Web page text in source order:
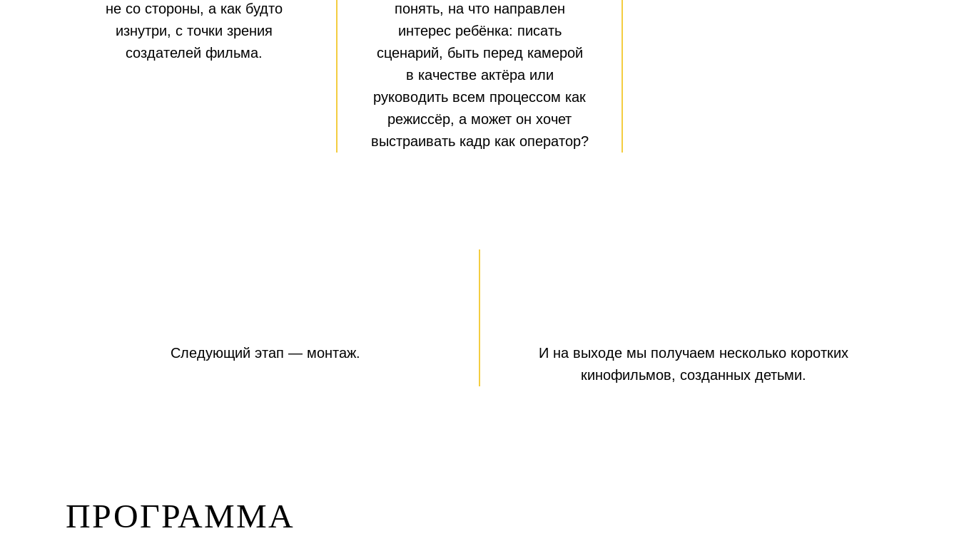
не со стороны, а как будто
изнутри, с точки зрения
создателей фильма.
понять, на что направлен
интерес ребёнка: писать
сценарий, быть перед камерой
в качестве актёра или
руководить всем процессом как
режиссёр, а может он хочет
выстраивать кадр как оператор?
Следующий этап — монтаж.
И на выходе мы получаем несколько коротких
кинофильмов, созданных детьми.
ПРОГРАММА